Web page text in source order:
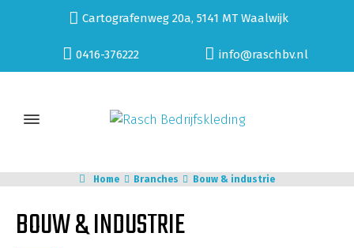
Cartografenweg 20a, 5141 MT Waalwijk
0416-376222 info@raschbv.nl
Home Branches Bouw & industrie
BOUW & INDUSTRIE